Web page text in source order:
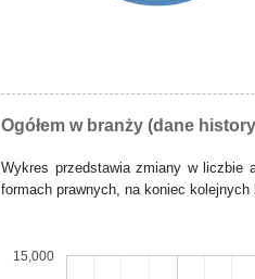
Ogółem w branży (dane
Wykres przedstawia zmiany w liczbie
formach prawnych, na koniec kolejnych
15,000